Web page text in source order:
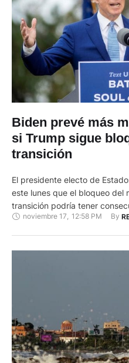
Biden prevé más
si Trump sigue
transición
El presidente electo de
este lunes que el bloqueo del
transición podría tener
más muertes por covid-19 si
noviembre 17, 12:58 PM By